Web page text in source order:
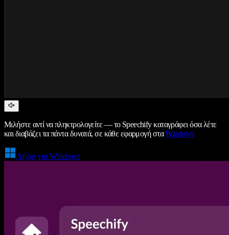
Μιλήστε αντί να πληκτρολογείτε — το Speechify καταγράφει όσα λέτε
και διαβάζει τα πάντα δυνατά, σε κάθε εφαρμογή σταWindows
Λήψη για Windows